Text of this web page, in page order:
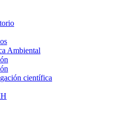
Ambiental
científica